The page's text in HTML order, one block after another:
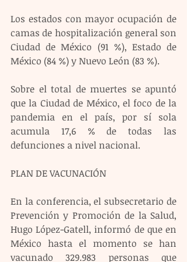
Los estados con mayor ocupación de
camas de hospitalización general son
Ciudad de México (91 %), Estado de
México (84 %) y Nuevo León (83 %).
Sobre el total de muertes se apuntó
que la Ciudad de México, el foco de la
pandemia en el país, por sí sola
acumula 17,6 % de todas las
defunciones a nivel nacional.
PLAN DE VACUNACIÓN
En la conferencia, el subsecretario de
Prevención y Promoción de la Salud,
Hugo López-Gatell, informó de que en
México hasta el momento se han
vacunado 329.983 personas que